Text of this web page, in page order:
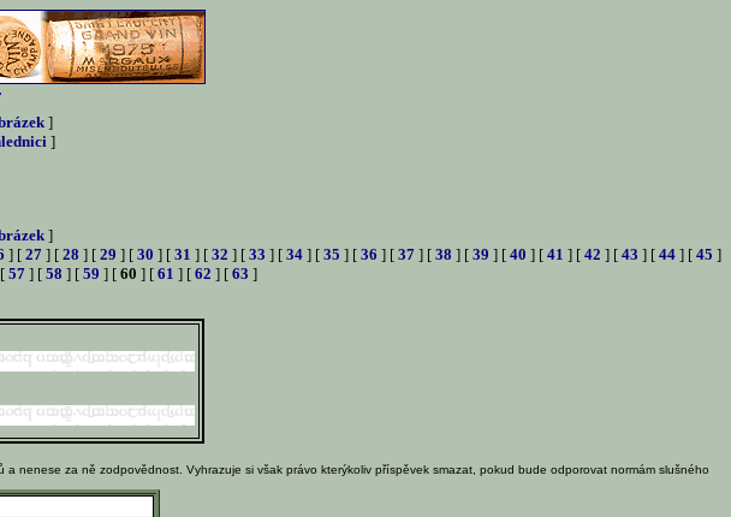
]
]
]
] [ 27 ] [ 28 ] [ 29 ] [ 30 ] [ 31 ] [ 32 ] [ 33 ] [ 34 ] [ 35 ] [ 36 ] [ 37 ] [ 38 ] [ 39 ] [ 40 ] [ 41 ] [ 42 ] [ 43 ] [ 44 ] [ 45 ]
57] [ 58 ] [ 59 ] [ 60 ] [ 61 ] [ 62 ] [ 63 ]
nenese za ně zodpovědnost. Vyhrazuje si však právo kterýkoliv příspěvek smazat, pokud bude odporovat normám slušného